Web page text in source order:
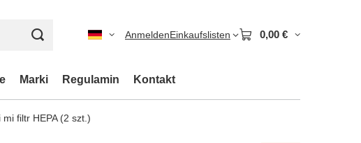
AnmeldenEinkaufslisten 0,00 €
Marki Regulamin Kontakt
filtr HEPA (2 szt.)